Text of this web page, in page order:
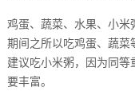
鸡蛋、蔬菜、水果、小
期间之所以吃鸡蛋、蔬
建议吃小米粥，因为同
要丰富。